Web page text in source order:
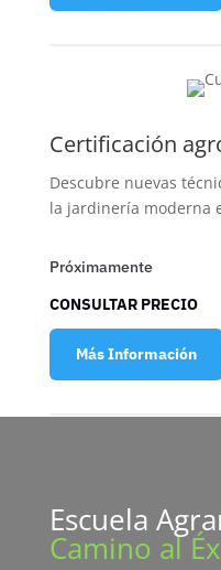
Certificación
Descubre nuevas
la jardinería moderna
Próximamente
CONSULTAR PRECIO
Más Información
Escuela
Camino al